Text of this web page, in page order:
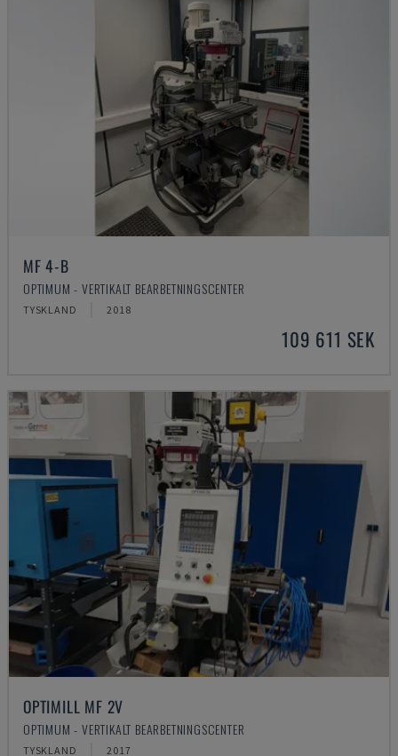
MF 4-B
OPTIMUM - VERTIKALT BEARBETNINGSCENTER
TYSKLAND 2018
109 611 SEK
OPTIMILL MF 2V
OPTIMUM - VERTIKALT BEARBETNINGSCENTER
TYSKLAND 2017